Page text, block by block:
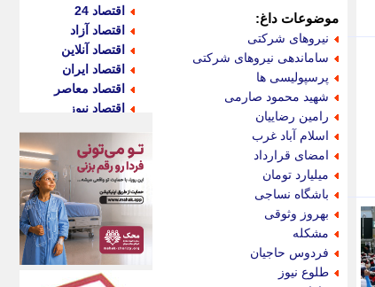
موضوعات داغ:
نیروهای شرکتی
ساماندهی نیروهای شرکتی
پرسپولیسی ها
شهید محمود صارمی
رامین رضاییان
اسلام آباد غرب
امضای قرارداد
میلیارد تومان
باشگاه نساجی
بهروز وثوقی
مشکله
فردوس حاجیان
طلوع نیوز
اقتصاد 24
اقتصاد آزاد
اقتصاد آنلاین
اقتصاد ایران
اقتصاد معاصر
اقتصاد نیوز
اکوفارس
اکونگار
اکونیوز
الف
انتشار آنلاین
اندیشه قرن
اندیشه معاصر
اندیشه ها